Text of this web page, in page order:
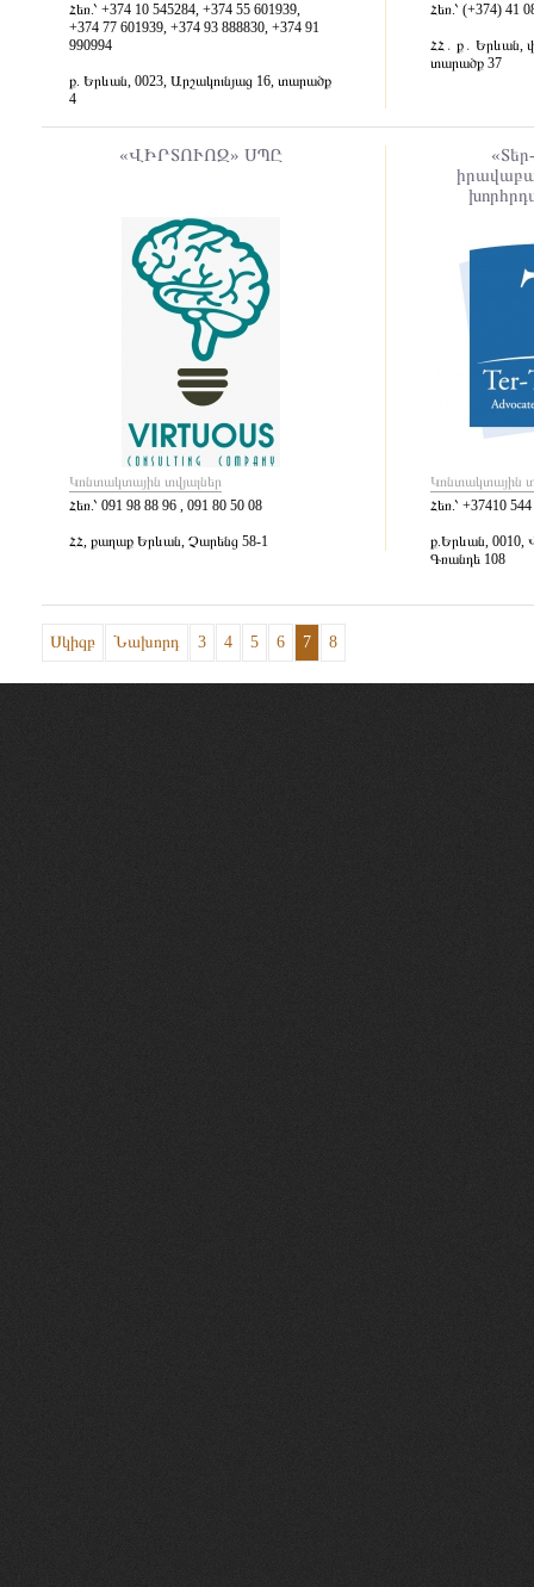
Հեռ.՝ +374 10 545284, +374 55 601939,
+374 77 601939, +374 93 888830, +374 91
990994
ք. Երևան, 0023, Արշակունյաց 16, տարածք
4
Հեռ.՝ (+374) 41
ՀՀ․ ք․ Երևան,
տարածք 37
«ՎԻՐՏՈՒՈԶ» ՍՊԸ
Կոնտակտային տվյալներ
Հեռ.՝ 091 98 88 96 , 091 80 50 08
ՀՀ, քաղաք Երևան, Չարենց 58-1
Կոնտակտային
Հեռ.՝ +37410
ք.Երևան, 0010,
Գռանդե 108
Սկիզբ Նախորդ 3 4 5 6 7 8